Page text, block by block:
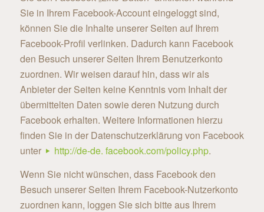
Sie in Ihrem Facebook-Account eingeloggt sind,
können Sie die Inhalte unserer Seiten auf Ihrem
Facebook-Profil verlinken. Dadurch kann Facebook
den Besuch unserer Seiten Ihrem Benutzerkonto
zuordnen. Wir weisen darauf hin, dass wir als
Anbieter der Seiten keine Kenntnis vom Inhalt der
übermittelten Daten sowie deren Nutzung durch
Facebook erhalten. Weitere Informationen hierzu
finden Sie in der Datenschutzerklärung von Facebook
unter
http://de-de. facebook.com/policy.php.
Wenn Sie nicht wünschen, dass Facebook den
Besuch unserer Seiten Ihrem Facebook-Nutzerkonto
zuordnen kann, loggen Sie sich bitte aus Ihrem